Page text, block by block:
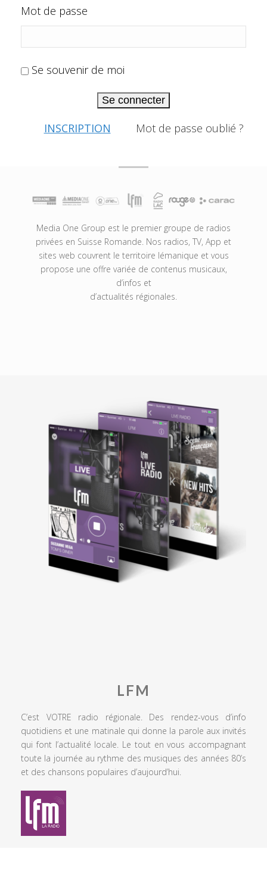
Mot de passe
Se souvenir de moi
Se connecter
INSCRIPTION Mot de passe oublié ?
Media One Group est le premier groupe de radios
privées en Suisse Romande. Nos radios, TV, App et
sites web couvrent le territoire lémanique et vous
propose une offre variée de contenus musicaux,
d’infos et
d’actualités régionales.
LFM
C’est VOTRE radio régionale. Des rendez-vous d’info
quotidiens et une matinale qui donne la parole aux invités
qui font l’actualité locale. Le tout en vous accompagnant
toute la journée au rythme des musiques des années 80’s
et des chansons populaires d’aujourd’hui.